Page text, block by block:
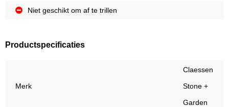
Niet geschikt om af te trillen
Productspecificaties
Merk
Claessen
Stone +
Garden